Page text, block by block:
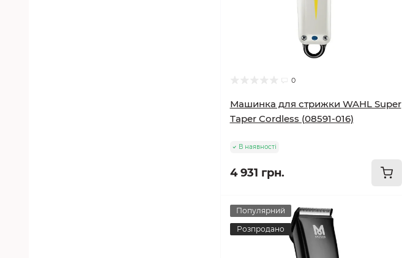
0
Машинка для стрижки WAHL Super
Taper Cordless (08591-016)
В наявності
4 931 грн.
Популярний
Розпродано